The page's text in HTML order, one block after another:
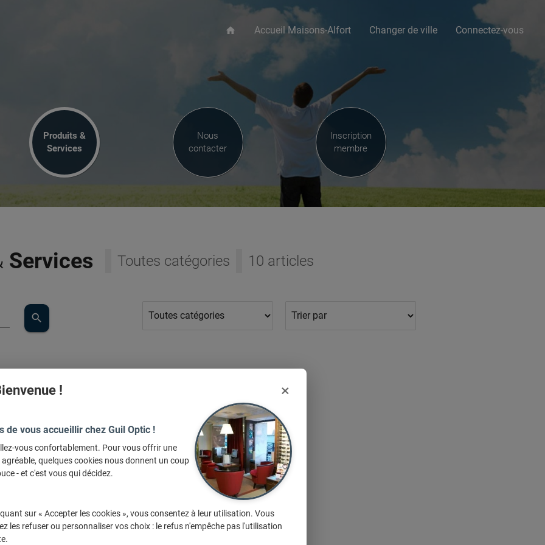
home Accueil Maisons-Alfort Changer de ville Connectez-vous
Produits &
Services
Nous
contacter
Inscription
membre
Services Toutes catégories 10 articles
search
! ×
de vous accueillir chez Guil Optic !
vous confortablement. Pour vous offrir une
agréable, quelques cookies nous donnent un coup
- et c'est vous qui décidez.
sur « Accepter les cookies », vous consentez à leur utilisation. Vous
les refuser ou personnaliser vos choix : le refus n'empêche pas l'utilisation